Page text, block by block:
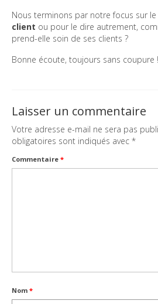
Nous terminons par notre focus sur
client ou pour le dire autrement,
prend-elle soin de ses clients ?
Bonne écoute, toujours sans coupure !
Laisser un commentaire
Votre adresse e-mail ne sera pas
obligatoires sont indiqués avec *
Commentaire *
Nom *